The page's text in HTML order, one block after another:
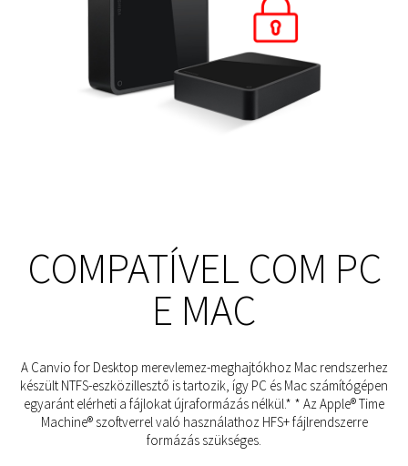
COMPATÍVEL COM PC
E MAC
A Canvio for Desktop merevlemez-meghajtókhoz Mac rendszerhez
készült NTFS-eszközillesztő is tartozik, így PC és Mac számítógépen
egyaránt elérheti a fájlokat újraformázás nélkül.* * Az Apple® Time
Machine® szoftverrel való használathoz HFS+ fájlrendszerre
formázás szükséges.